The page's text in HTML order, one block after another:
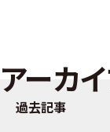
アーカ
過去記事